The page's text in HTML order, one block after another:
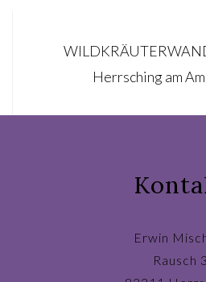
navigationHerrsching am
Erwin
Rausch 3